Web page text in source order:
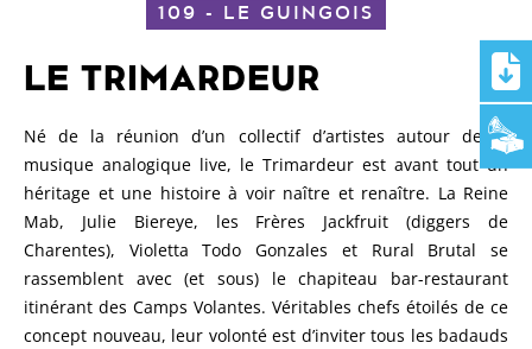
109 - LE GUINGOIS
LE TRIMARDEUR
Né de la réunion d’un collectif d’artistes autour de la
musique analogique live, le Trimardeur est avant tout un
héritage et une histoire à voir naître et renaître. La Reine
Mab, Julie Biereye, les Frères Jackfruit (diggers de
Charentes), Violetta Todo Gonzales et Rural Brutal se
rassemblent avec (et sous) le chapiteau bar-restaurant
itinérant des Camps Volantes. Véritables chefs étoilés de ce
concept nouveau, leur volonté est d’inviter tous les badauds